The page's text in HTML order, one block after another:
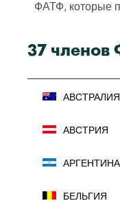
ФАТФ, которые
37
АВСТРАЛИЯ
АВСТРИЯ
АРГЕНТИНА
БЕЛЬГИЯ